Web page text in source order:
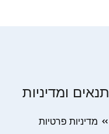
תנאים ומדיניות
מדיניות פרטיות